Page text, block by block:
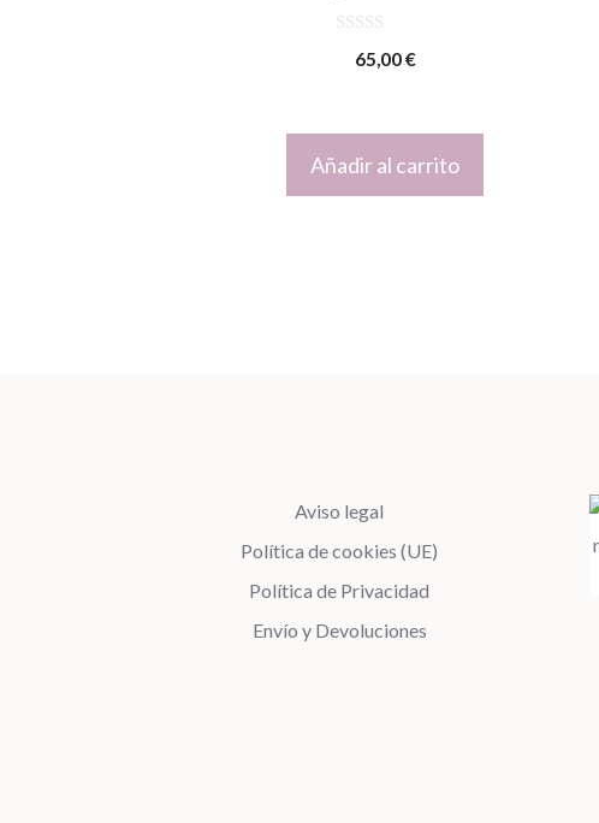
65,00€
Añadir al carrito
Aviso legal
Política de cookies (UE)
Política de Privacidad
Envío y Devoluciones